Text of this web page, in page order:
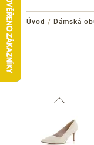
Úvod / Dámská